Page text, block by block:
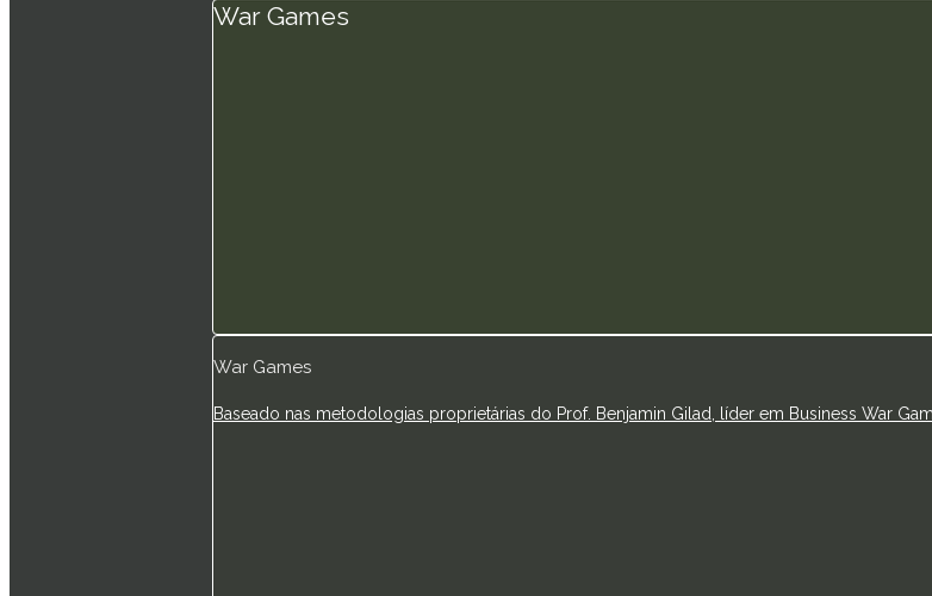
War Games
War Games
Baseado nas metodologias proprietárias do Prof. Benjamin Gilad, líder em Business War